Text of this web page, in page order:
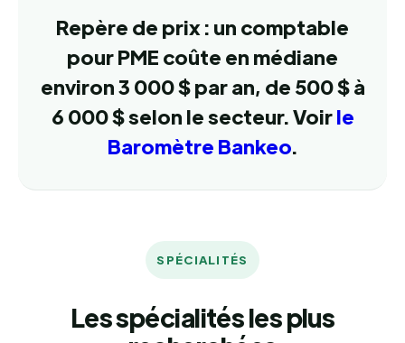
Repère de prix : un comptable
pour PME coûte en médiane
environ 3 000 $ par an, de 500 $ à
6 000 $ selon le secteur. Voirle
Baromètre Bankeo.
SPÉCIALITÉS
Les spécialités les plus